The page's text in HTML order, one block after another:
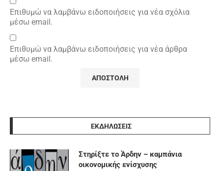
Επιθυμώ να λαμβάνω ειδοποιήσεις για νέα σχόλια
μέσω email.
Επιθυμώ να λαμβάνω ειδοποιήσεις για νέα άρθρα
μέσω email.
ΕΚΔΗΛΩΣΕΙΣ
Στηρίξτε το Άρδην – καμπάνια
οικονομικής ενίσχυσης